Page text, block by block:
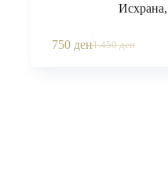
Исхрана,
1.450ден
750 ден